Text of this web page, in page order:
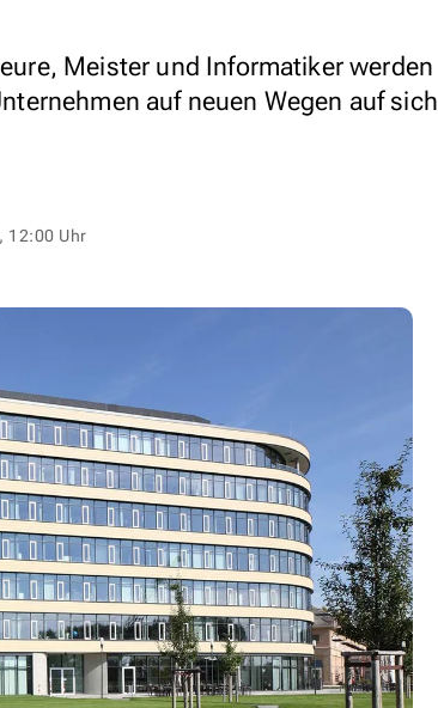
Meister und Informatiker werden
auf neuen Wegen auf sich
12:00 Uhr